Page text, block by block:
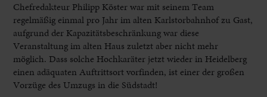
Chefredakteur Philipp Köster war mit seinem Team
regelmäßig einmal pro Jahr im alten Karlstorbahnhof zu Gast,
aufgrund der Kapazitätsbeschränkung war diese
Veranstaltung im alten Haus zuletzt aber nicht mehr
möglich. Dass solche Hochkaräter jetzt wieder in Heidelberg
einen adäquaten Auftrittsort vorfinden, ist einer der großen
Vorzüge des Umzugs in die Südstadt!